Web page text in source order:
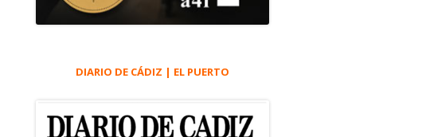
DIARIO DE CÁDIZ | EL PUERTO